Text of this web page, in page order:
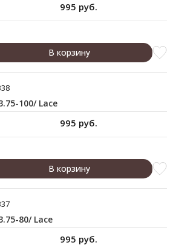
995 руб.
В корзину
100/ Lace
995 руб.
В корзину
80/ Lace
995 руб.